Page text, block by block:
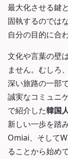
最大化させる鍵
固執するのでは
自分の目的に合
文化や言葉の壁
ません。むしろ
深い旅路の一部
誠実なコミュニ
で紹介した韓国
新しい一歩を踏
Omiai、そして
ることから始め